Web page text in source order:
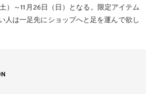
）～11月26日（日）となる。限定アイテム
人は一足先にショップへと足を運んで欲し